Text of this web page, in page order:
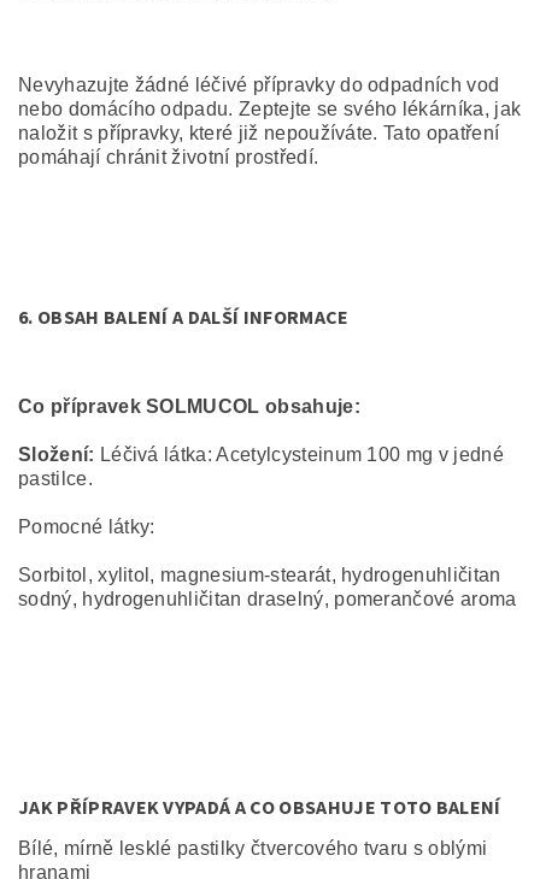
Nevyhazujte žádné léčivé přípravky do odpadních vod
nebo domácího odpadu. Zeptejte se svého lékárníka, jak
naložit s přípravky, které již nepoužíváte. Tato opatření
pomáhají chránit životní prostředí.
6. OBSAH BALENÍ A DALŠÍ INFORMACE
Co přípravek SOLMUCOL obsahuje:
Složení: Léčivá látka: Acetylcysteinum 100 mg v jedné
pastilce.
Pomocné látky:
Sorbitol, xylitol, magnesium-stearát, hydrogenuhličitan
sodný, hydrogenuhličitan draselný, pomerančové aroma
JAK PŘÍPRAVEK VYPADÁ A CO OBSAHUJE TOTO BALENÍ
Bílé, mírně lesklé pastilky čtvercového tvaru s oblými
hranami